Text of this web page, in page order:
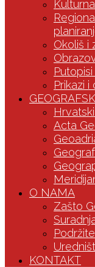
Okoliš i
Prikazi i
Acta
O NAMA
Zašto
KONTAKT